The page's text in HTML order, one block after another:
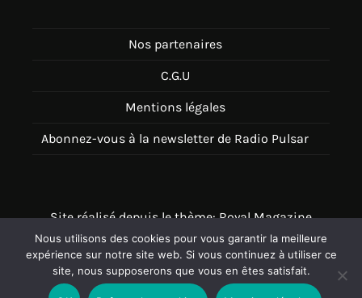
Nos partenaires
C.G.U
Mentions légales
Abonnez-vous à la newsletter de Radio Pulsar
Site réalisé depuis le thème: Royal Magazine
Thème disponible sur Wordpress
Nous utilisons des cookies pour vous garantir la meilleure
expérience sur notre site web. Si vous continuez à utiliser ce
site, nous supposerons que vous en êtes satisfait.